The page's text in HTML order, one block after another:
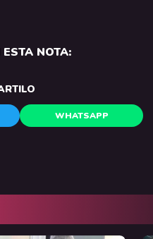
NOTA:
WHATSAPP